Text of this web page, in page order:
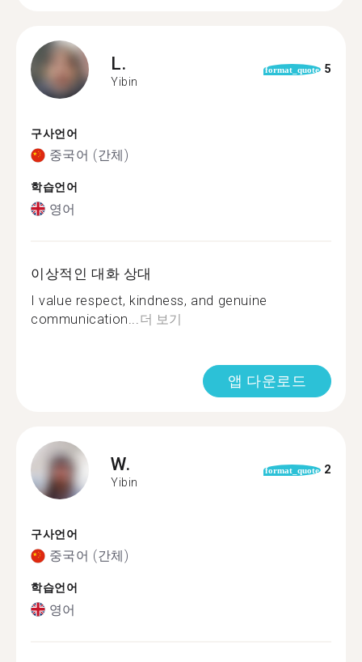
L.
Yibin
format_quote 5
구사언어
중국어 (간체)
학습언어
영어
이상적인 대화 상대
I value respect, kindness, and genuine
communication... 더 보기
앱 다운로드
W.
Yibin
format_quote 2
구사언어
중국어 (간체)
학습언어
영어